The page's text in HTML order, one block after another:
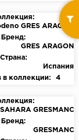
GRES ARAGON
Бренд:
GRES ARAGON
Страна:
Испания
в коллекции:
4
SAHARA GRESMANC
Бренд:
GRESMANC